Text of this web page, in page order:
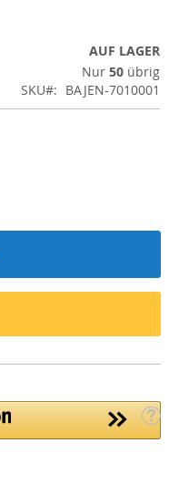
AUF LAGER
Nur50 übrig
SKU
BAJEN-7010001